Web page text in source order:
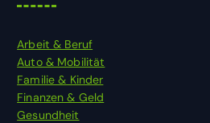
Arbeit & Beruf
Auto & Mobilität
Familie & Kinder
Finanzen & Geld
Gesundheit